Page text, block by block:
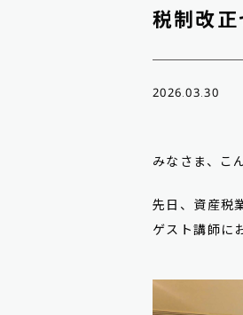
税制改正
2026.03.30
みなさま、こ
先日、資産税
ゲスト講師に